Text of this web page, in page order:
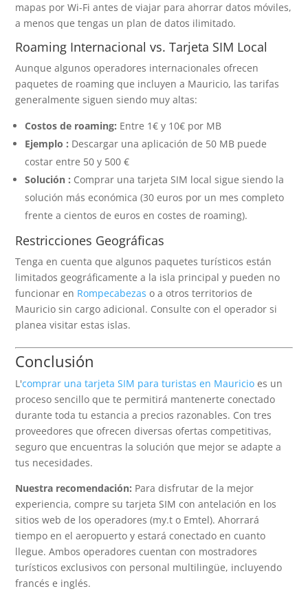
mapas por Wi-Fi antes de viajar para ahorrar datos móviles,
a menos que tengas un plan de datos ilimitado.
Roaming Internacional vs. Tarjeta SIM Local
Aunque algunos operadores internacionales ofrecen
paquetes de roaming que incluyen a Mauricio, las tarifas
generalmente siguen siendo muy altas:
Costos de roaming: Entre 1€ y 10€ por MB
Ejemplo : Descargar una aplicación de 50 MB puede
costar entre 50 y 500 €
Solución : Comprar una tarjeta SIM local sigue siendo la
solución más económica (30 euros por un mes completo
frente a cientos de euros en costes de roaming).
Restricciones Geográficas
Tenga en cuenta que algunos paquetes turísticos están
limitados geográficamente a la isla principal y pueden no
funcionar en Rompecabezas o a otros territorios de
Mauricio sin cargo adicional. Consulte con el operador si
planea visitar estas islas.
Conclusión
L'comprar una tarjeta SIM para turistas en Mauricio es un
proceso sencillo que te permitirá mantenerte conectado
durante toda tu estancia a precios razonables. Con tres
proveedores que ofrecen diversas ofertas competitivas,
seguro que encuentras la solución que mejor se adapte a
tus necesidades.
Nuestra recomendación: Para disfrutar de la mejor
experiencia, compre su tarjeta SIM con antelación en los
sitios web de los operadores (my.t o Emtel). Ahorrará
tiempo en el aeropuerto y estará conectado en cuanto
llegue. Ambos operadores cuentan con mostradores
turísticos exclusivos con personal multilingüe, incluyendo
francés e inglés.